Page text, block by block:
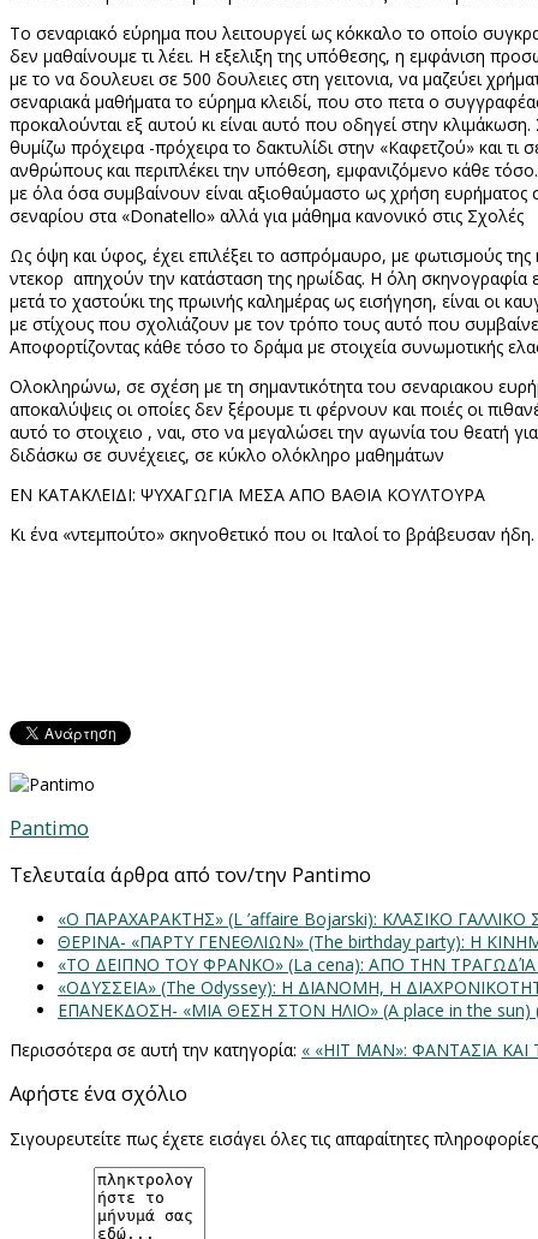
Το σεναριακό εύρημα που λειτουργεί ως κόκκαλο το οποίο
δεν μαθαίνουμε τι λέει. Η εξελιξη της υπόθεσης, η εμφάνιση
με το να δουλευει σε 500 δουλειες στη γειτονια, να μαζεύει
σεναριακά μαθήματα το εύρημα κλειδί, που στο πετα ο
προκαλούνται εξ αυτού κι είναι αυτό που οδηγεί στην
θυμίζω πρόχειρα -πρόχειρα το δακτυλίδι στην «Καφετζού» και
ανθρώπους και περιπλέκει την υπόθεση, εμφανιζόμενο κάθε
με όλα όσα συμβαίνουν είναι αξιοθαύμαστο ως χρήση
σεναρίου στα «Donatello» αλλά για μάθημα κανονικό στις Σχολές
Ως όψη και ύφος, έχει επιλέξει το ασπρόμαυρο, με φωτισμούς
ντεκορ απηχούν την κατάσταση της ηρωίδας. Η όλη σκηνογραφία
μετά το χαστούκι της πρωινής καλημέρας ως εισήγηση, είναι οι
με στίχους που σχολιάζουν με τον τρόπο τους αυτό που
Αποφορτίζοντας κάθε τόσο το δράμα με στοιχεία συνωμοτικής
Ολοκληρώνω, σε σχέση με τη σημαντικότητα του σεναριακου
αποκαλύψεις οι οποίες δεν ξέρουμε τι φέρνουν και ποιές οι
αυτό το στοιχειο , ναι, στο να μεγαλώσει την αγωνία του θεατή
διδάσκω σε συνέχειες, σε κύκλο ολόκληρο μαθημάτων
ΕΝ ΚΑΤΑΚΛΕΙΔΙ: ΨΥΧΑΓΩΓΙΑ ΜΕΣΑ ΑΠΟ ΒΑΘΙΑ ΚΟΥΛΤΟΥΡΑ
Κι ένα «ντεμπούτο» σκηνοθετικό που οι Ιταλοί το βράβευσαν
Pantimo
Τελευταία άρθρα από τον/την Pantimo
«Ο ΠΑΡΑΧΑΡΑΚΤΗΣ» (L ’affaire Bojarski): ΚΛΑΣΙΚΟ ΓΑΛΛΙΚΟ
ΘΕΡΙΝΑ- «ΠΑΡΤΥ ΓΕΝΕΘΛΙΩΝ» (The birthday party): H
«ΤΟ ΔΕΙΠΝΟ ΤΟΥ ΦΡΑΝΚΟ» (La cena): ΑΠΟ ΤΗΝ
«ΟΔΥΣΣΕΙΑ» (The Odyssey): Η ΔΙΑΝΟΜΗ, Η
ΕΠΑΝΕΚΔΟΣΗ- «ΜΙΑ ΘΕΣΗ ΣΤΟΝ ΗΛΙΟ» (Α place in the
Περισσότερα σε αυτή την κατηγορία: « «HIT MAN»: ΦΑΝΤΑΣΙΑ
Αφήστε ένα σχόλιο
Σιγουρευτείτε πως έχετε εισάγει όλες τις απαραίτητες